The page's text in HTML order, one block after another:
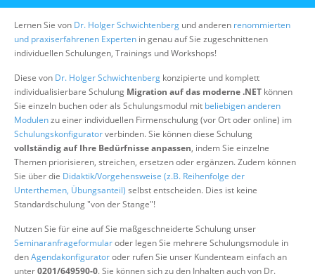
Über uns
Suche
Lernen Sie von Dr. Holger Schwichtenberg und anderen renommierten
und praxiserfahrenen Experten in genau auf Sie zugeschnittenen
individuellen Schulungen, Trainings und Workshops!
Diese von Dr. Holger Schwichtenberg konzipierte und komplett
individualisierbare Schulung Migration auf das moderne .NET können
Sie einzeln buchen oder als Schulungsmodul mit beliebigen anderen
Modulenzu einer individuellen Firmenschulung (vor Ort oder online) im
Schulungskonfiguratorverbinden. Sie können diese Schulung
vollständig auf Ihre Bedürfnisse anpassen, indem Sie einzelne
Themen priorisieren, streichen, ersetzen oder ergänzen. Zudem können
Sie über die Didaktik/Vorgehensweise (z.B. Reihenfolge der
Unterthemen, Übungsanteil) selbst entscheiden. Dies ist keine
Standardschulung "von der Stange"!
Nutzen Sie für eine auf Sie maßgeschneiderte Schulung unser
Seminaranfrageformularoder legen Sie mehrere Schulungsmodule in
denAgendakonfiguratoroder rufen Sie unser Kundenteam einfach an
unter0201/649590-0. Sie können sich zu den Inhalten auch von Dr.